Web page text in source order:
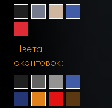
Цвета
окантовок: